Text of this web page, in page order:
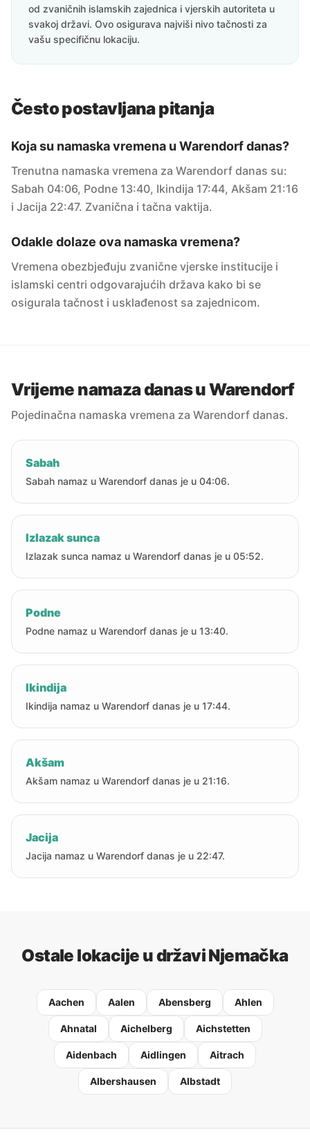
od zvaničnih islamskih zajednica i vjerskih autoriteta u
svakoj državi. Ovo osigurava najviši nivo tačnosti za
vašu specifičnu lokaciju.
Često postavljana pitanja
Koja su namaska vremena u Warendorf danas?
Trenutna namaska vremena za Warendorf danas su:
Sabah 04:06, Podne 13:40, Ikindija 17:44, Akšam 21:16
i Jacija 22:47. Zvanična i tačna vaktija.
Odakle dolaze ova namaska vremena?
Vremena obezbjeđuju zvanične vjerske institucije i
islamski centri odgovarajućih država kako bi se
osigurala tačnost i usklađenost sa zajednicom.
Vrijeme namaza danas u Warendorf
Pojedinačna namaska vremena za Warendorf danas.
Sabah
Sabah namaz u Warendorf danas je u 04:06.
Izlazak sunca
Izlazak sunca namaz u Warendorf danas je u 05:52.
Podne
Podne namaz u Warendorf danas je u 13:40.
Ikindija
Ikindija namaz u Warendorf danas je u 17:44.
Akšam
Akšam namaz u Warendorf danas je u 21:16.
Jacija
Jacija namaz u Warendorf danas je u 22:47.
Ostale lokacije u državi Njemačka
Aachen Aalen Abensberg Ahlen
Ahnatal Aichelberg Aichstetten
Aidenbach Aidlingen Aitrach
Albershausen Albstadt